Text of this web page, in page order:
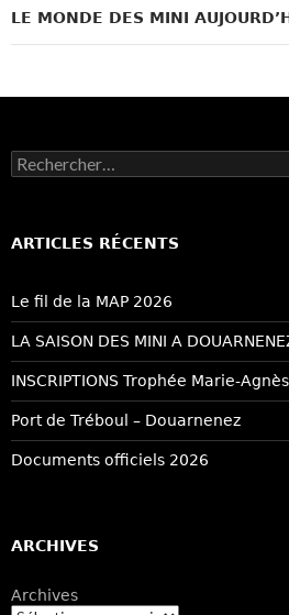
LE MONDE DES MINI
Rechercher :
ARTICLES RÉCENTS
Le fil de la MAP 2026
LA SAISON DES MINI A
INSCRIPTIONS Trophée Marie-
Port de Tréboul – Douarnenez
Documents officiels 2026
ARCHIVES
Archives